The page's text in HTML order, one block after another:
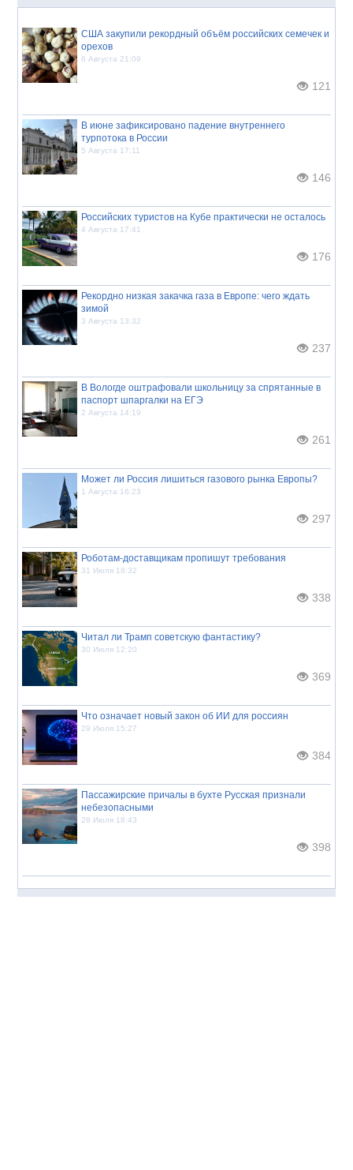
США закупили рекордный объём российских семечек и
орехов
6 Августа 21:09
121
В июне зафиксировано падение внутреннего
турпотока в России
5 Августа 17:11
146
Российских туристов на Кубе практически не осталось
4 Августа 17:41
176
Рекордно низкая закачка газа в Европе: чего ждать
зимой
3 Августа 13:32
237
В Вологде оштрафовали школьницу за спрятанные в
паспорт шпаргалки на ЕГЭ
2 Августа 14:19
261
Может ли Россия лишиться газового рынка Европы?
1 Августа 16:23
297
Роботам-доставщикам пропишут требования
31 Июля 18:32
338
Читал ли Трамп советскую фантастику?
30 Июля 12:20
369
Что означает новый закон об ИИ для россиян
29 Июля 15:27
384
Пассажирские причалы в бухте Русская признали
небезопасными
28 Июля 18:43
398